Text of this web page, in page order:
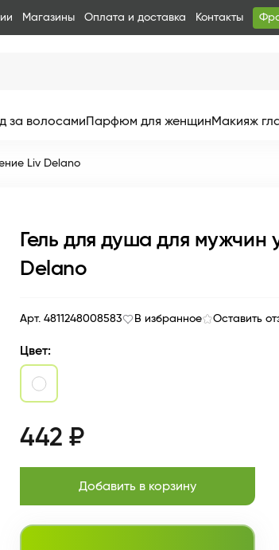
Магазины Оплата и доставка Контакты
за волосамиПарфюм для женщинМакияж
Liv Delano
Гель для душа для мужчин
Delano
Арт. 4811248008583 В избранное Оставить
Цвет:
442 ₽
Добавить в корзину